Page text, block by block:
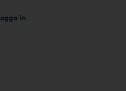
in